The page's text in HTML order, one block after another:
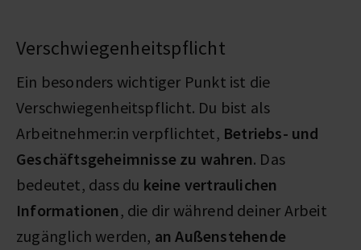
Verschwiegenheitspflicht
Ein besonders wichtiger Punkt ist die
Verschwiegenheitspflicht. Du bist als
Arbeitnehmer:in verpflichtet, Betriebs- und
Geschäftsgeheimnisse zu wahren. Das
bedeutet, dass du keine vertraulichen
Informationen , die dir während deiner Arbeit
zugänglich werden, an Außenstehende